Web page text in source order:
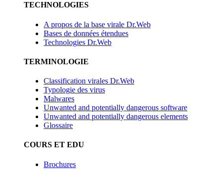
TECHNOLOGIES
A propos de la base virale Dr.Web
Bases de données étendues
Technologies Dr.Web
TERMINOLOGIE
Classification virales Dr.Web
Typologie des virus
Malwares
Unwanted and potentially dangerous software
Unwanted and potentially dangerous elements
Glossaire
COURS ET EDU
Brochures